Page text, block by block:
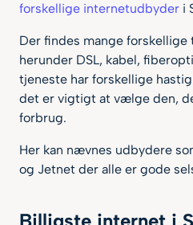
forskellige internetudbyder i
Der findes mange
herunder DSL, kabel,
tjeneste har forskellige
det er vigtigt at vælge den,
forbrug.
Her kan nævnes udbydere
og Jetnet der alle er gode